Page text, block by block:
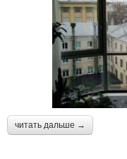
читать дальше →